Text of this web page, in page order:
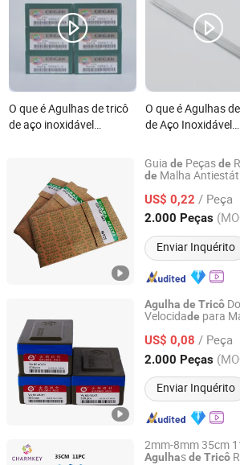
O que é Agulhas de tricô
de aço inoxidável
O que é Agulhas
de Aço Inoxidável
Curvas, Alfinetes
à Mão, Agulha de
Mão, Artesanato DIY
Guia de Peçasde
de Malha
US$ 0,22 / Peça
2.000 Peças
Enviar Inquérito
Changzhou Longfu Knitting Co., Ltd.
Jiangsu, China Desde
Agulha de Tricô
Velocidade para
US$ 0,08 / Peça
2.000 Peças
Enviar Inquérito
Changzhou Longfu Knitting Co., Ltd.
Jiangsu, China Desde
2mm-8mm 35cm
Agulhasde Tricô